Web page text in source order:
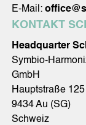
E-Mail:
KONTAKT
Headquarter
Symbio-
GmbH
Hauptstraße 125
9434 Au (SG)
Schweiz